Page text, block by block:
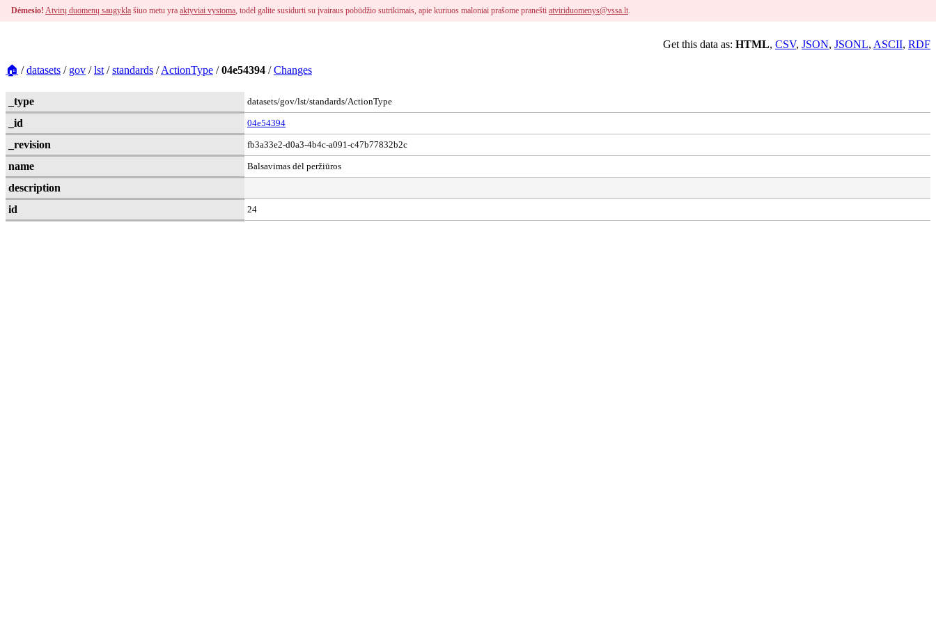
Dėmesio! Atvirų duomenų saugykla šiuo metu yra aktyviai vystoma, todėl galite susidurti su įvairaus pobūdžio sutrikimais, apie kuriuos maloniai prašome pranešti atviriduomenys@vssa.lt.
Get this data as: HTML, CSV, JSON, JSONL, ASCII, RDF
🏠 /datasets / gov /lst /standards /ActionType /04e54394 /Changes
_type datasets/gov/lst/standards/ActionType
_id 04e54394
_revision fb3a33e2-d0a3-4b4c-a091-c47b77832b2c
name Balsavimas dėl peržiūros
description
id
24